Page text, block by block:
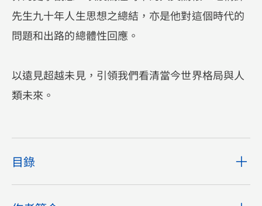
先生九十年人生思想之總結，亦是他對這個時代的
問題和出路的總體性回應。
以遠見超越未見，引領我們看清當今世界格局與人
類未來。
目錄